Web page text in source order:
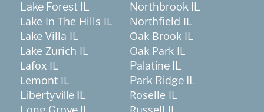
Lake Forest IL
Lake In The Hills IL
Lake Villa IL
Lake Zurich IL
Lafox IL
Lemont IL
Libertyville IL
Northbrook IL
Northfield IL
Oak Brook IL
Oak Park IL
Palatine IL
Park Ridge IL
Roselle IL